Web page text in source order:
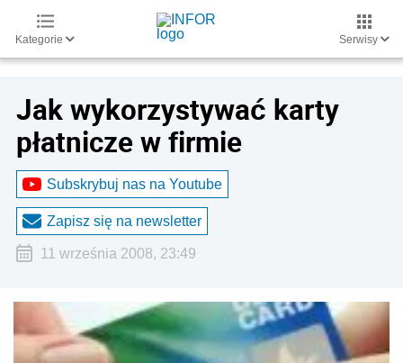
Kategorie Serwisy
Jak wykorzystywać karty
płatnicze w firmie
Subskrybuj nas na Youtube
Zapisz się na newsletter
11 września 2008, 23:49